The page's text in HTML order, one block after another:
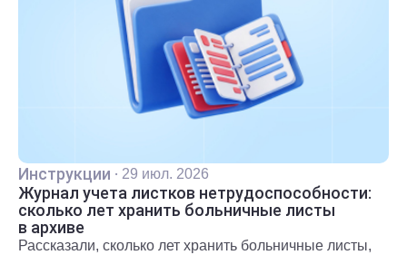
Инструкции · 29 июл. 2026
Журнал учета листков нетрудоспособности:
сколько лет хранить больничные листы
в архиве
Рассказали, сколько лет хранить больничные листы,